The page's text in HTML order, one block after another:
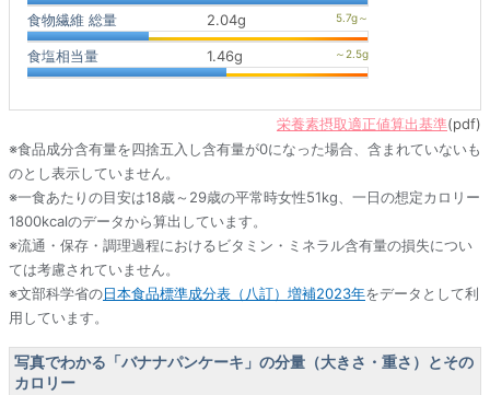
食物繊維 総量 2.04g
食塩相当量 1.46g
栄養素摂取適正値算出基準(pdf)
※食品成分含有量を四捨五入し含有量が0になった場合、含まれていないも
のとし表示していません。
※一食あたりの目安は18歳～29歳の平常時女性51kg、一日の想定カロリー
1800kcalのデータから算出しています。
※流通・保存・調理過程におけるビタミン・ミネラル含有量の損失につい
ては考慮されていません。
※文部科学省の日本食品標準成分表（八訂）増補2023年をデータとして利
用しています。
写真でわかる「バナナパンケーキ」の分量（大きさ・重さ）とその
カロリー